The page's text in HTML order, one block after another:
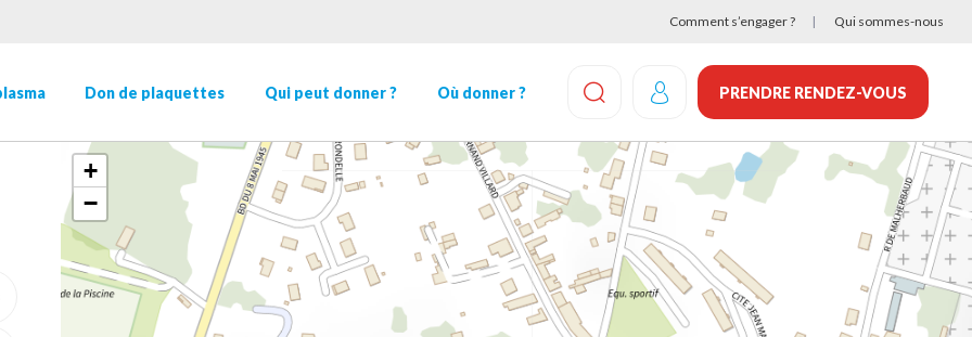
Comment s’engager ? Qui sommes-nous
Don de plaquettes Qui peut donner ? Où donner ?
EFFECTUEZ UNE RECHERCHE
PRENDRE RENDEZ-VOUS
+
−